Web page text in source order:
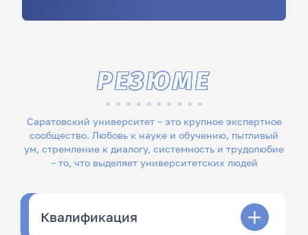
Саратовский университет – это крупное экспертное
сообщество. Любовь к науке и обучению, пытливый
ум, стремление к диалогу, системность и трудолюбие
– то, что выделяет университетских людей
РЕЗЮМЕ
Квалификация